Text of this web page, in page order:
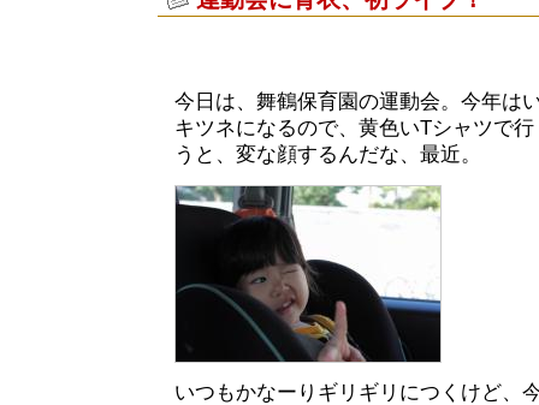
今日は、舞鶴保育園の運動会。今年は
キツネになるので、黄色いTシャツで
うと、変な顔するんだな、最近。
いつもかなーりギリギリにつくけど、